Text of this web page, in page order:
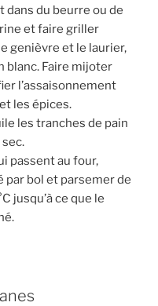
dans du beurre ou de
et faire griller
genièvre et le laurier,
blanc. Faire mijoter
l’assaisonnement
les épices.
les tranches de pain
passent au four,
bol et parsemer de
jusqu’à ce que le